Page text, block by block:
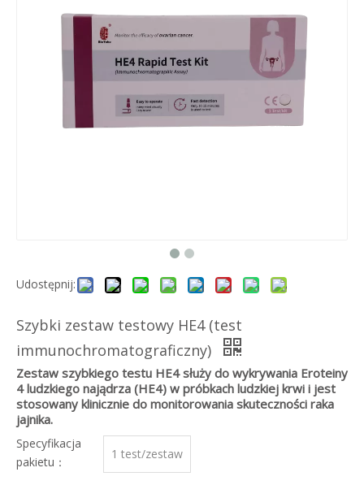
Udostępnij:
Szybki zestaw testowy HE4 (test
immunochromatograficzny)
Zestaw szybkiego testu HE4 służy do wykrywania Eroteiny
4 ludzkiego najądrza (HE4) w próbkach ludzkiej krwi i jest
stosowany klinicznie do monitorowania skuteczności raka
jajnika.
Specyfikacja
pakietu：
1 test/zestaw